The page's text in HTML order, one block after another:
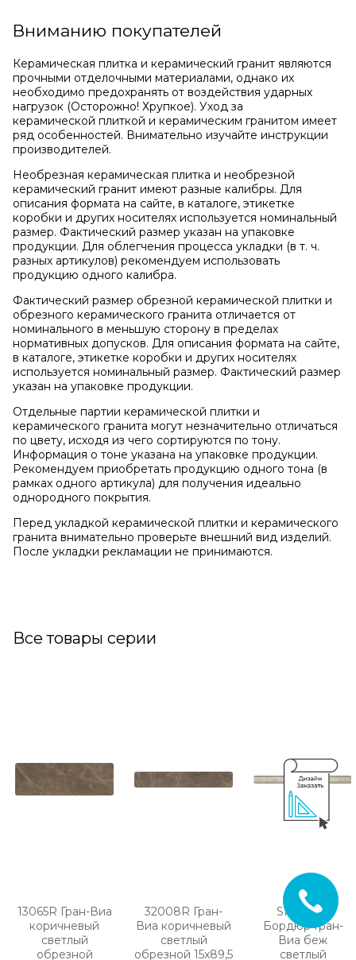
Вниманию покупателей
Керамическая плитка и керамический гранит являются
прочными отделочными материалами, однако их
необходимо предохранять от воздействия ударных
нагрузок (Осторожно! Хрупкое). Уход за
керамической плиткой и керамическим гранитом имеет
ряд особенностей. Внимательно изучайте инструкции
производителей.
Необрезная керамическая плитка и необрезной
керамический гранит имеют разные калибры. Для
описания формата на сайте, в каталоге, этикетке
коробки и других носителях используется номинальный
размер. Фактический размер указан на упаковке
продукции. Для облегчения процесса укладки (в т. ч.
разных артикулов) рекомендуем использовать
продукцию одного калибра.
Фактический размер обрезной керамической плитки и
обрезного керамического гранита отличается от
номинального в меньшую сторону в пределах
нормативных допусков. Для описания формата на сайте,
в каталоге, этикетке коробки и других носителях
используется номинальный размер. Фактический размер
указан на упаковке продукции.
Отдельные партии керамической плитки и
керамического гранита могут незначительно отличаться
по цвету, исходя из чего сортируются по тону.
Информация о тоне указана на упаковке продукции.
Рекомендуем приобретать продукцию одного тона (в
рамках одного артикула) для получения идеально
однородного покрытия.
Перед укладкой керамической плитки и керамического
гранита внимательно проверьте внешний вид изделий.
После укладки рекламации не принимаются.
Все товары серии
13065R Гран-Виа
коричневый
светлый
обрезной
32008R Гран-
Виа коричневый
светлый
обрезной 15х89,5
SPA039R
Бордюр Гран-
Виа беж
светлый